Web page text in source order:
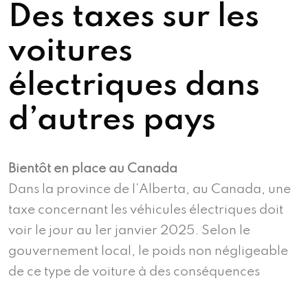
Des taxes sur les
voitures
électriques dans
d’autres pays
Bientôt en place au Canada
Dans la province de l’Alberta, au Canada, une
taxe concernant les véhicules électriques doit
voir le jour au 1er janvier 2025. Selon le
gouvernement local, le poids non négligeable
de ce type de voiture à des conséquences